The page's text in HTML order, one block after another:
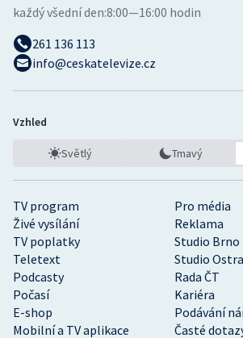
TV program
Pro média
Živé vysílání
Reklama
TV poplatky
Studio Brno
Teletext
Studio
Podcasty
Rada ČT
Počasí
Kariéra
E-shop
Podávání
Mobilní a TV aplikace
Časté
každý všední den:8:00—16:00 hodin
261 136 113
info@ceskatelevize.cz
Vzhled
Světlý Tmavý